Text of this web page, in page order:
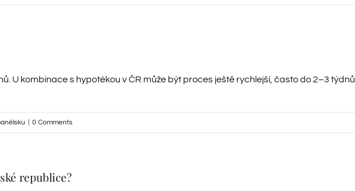
U kombinace s hypotékou v ČR může být proces ještě rychlejší, často do 2–3 týdnů.
0 Comments
republice?